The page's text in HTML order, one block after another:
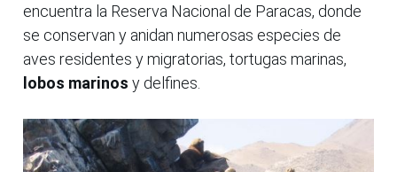
encuentra la Reserva Nacional de Paracas, donde
se conservan y anidan numerosas especies de
aves residentes y migratorias, tortugas marinas,
lobos marinos y delfines.